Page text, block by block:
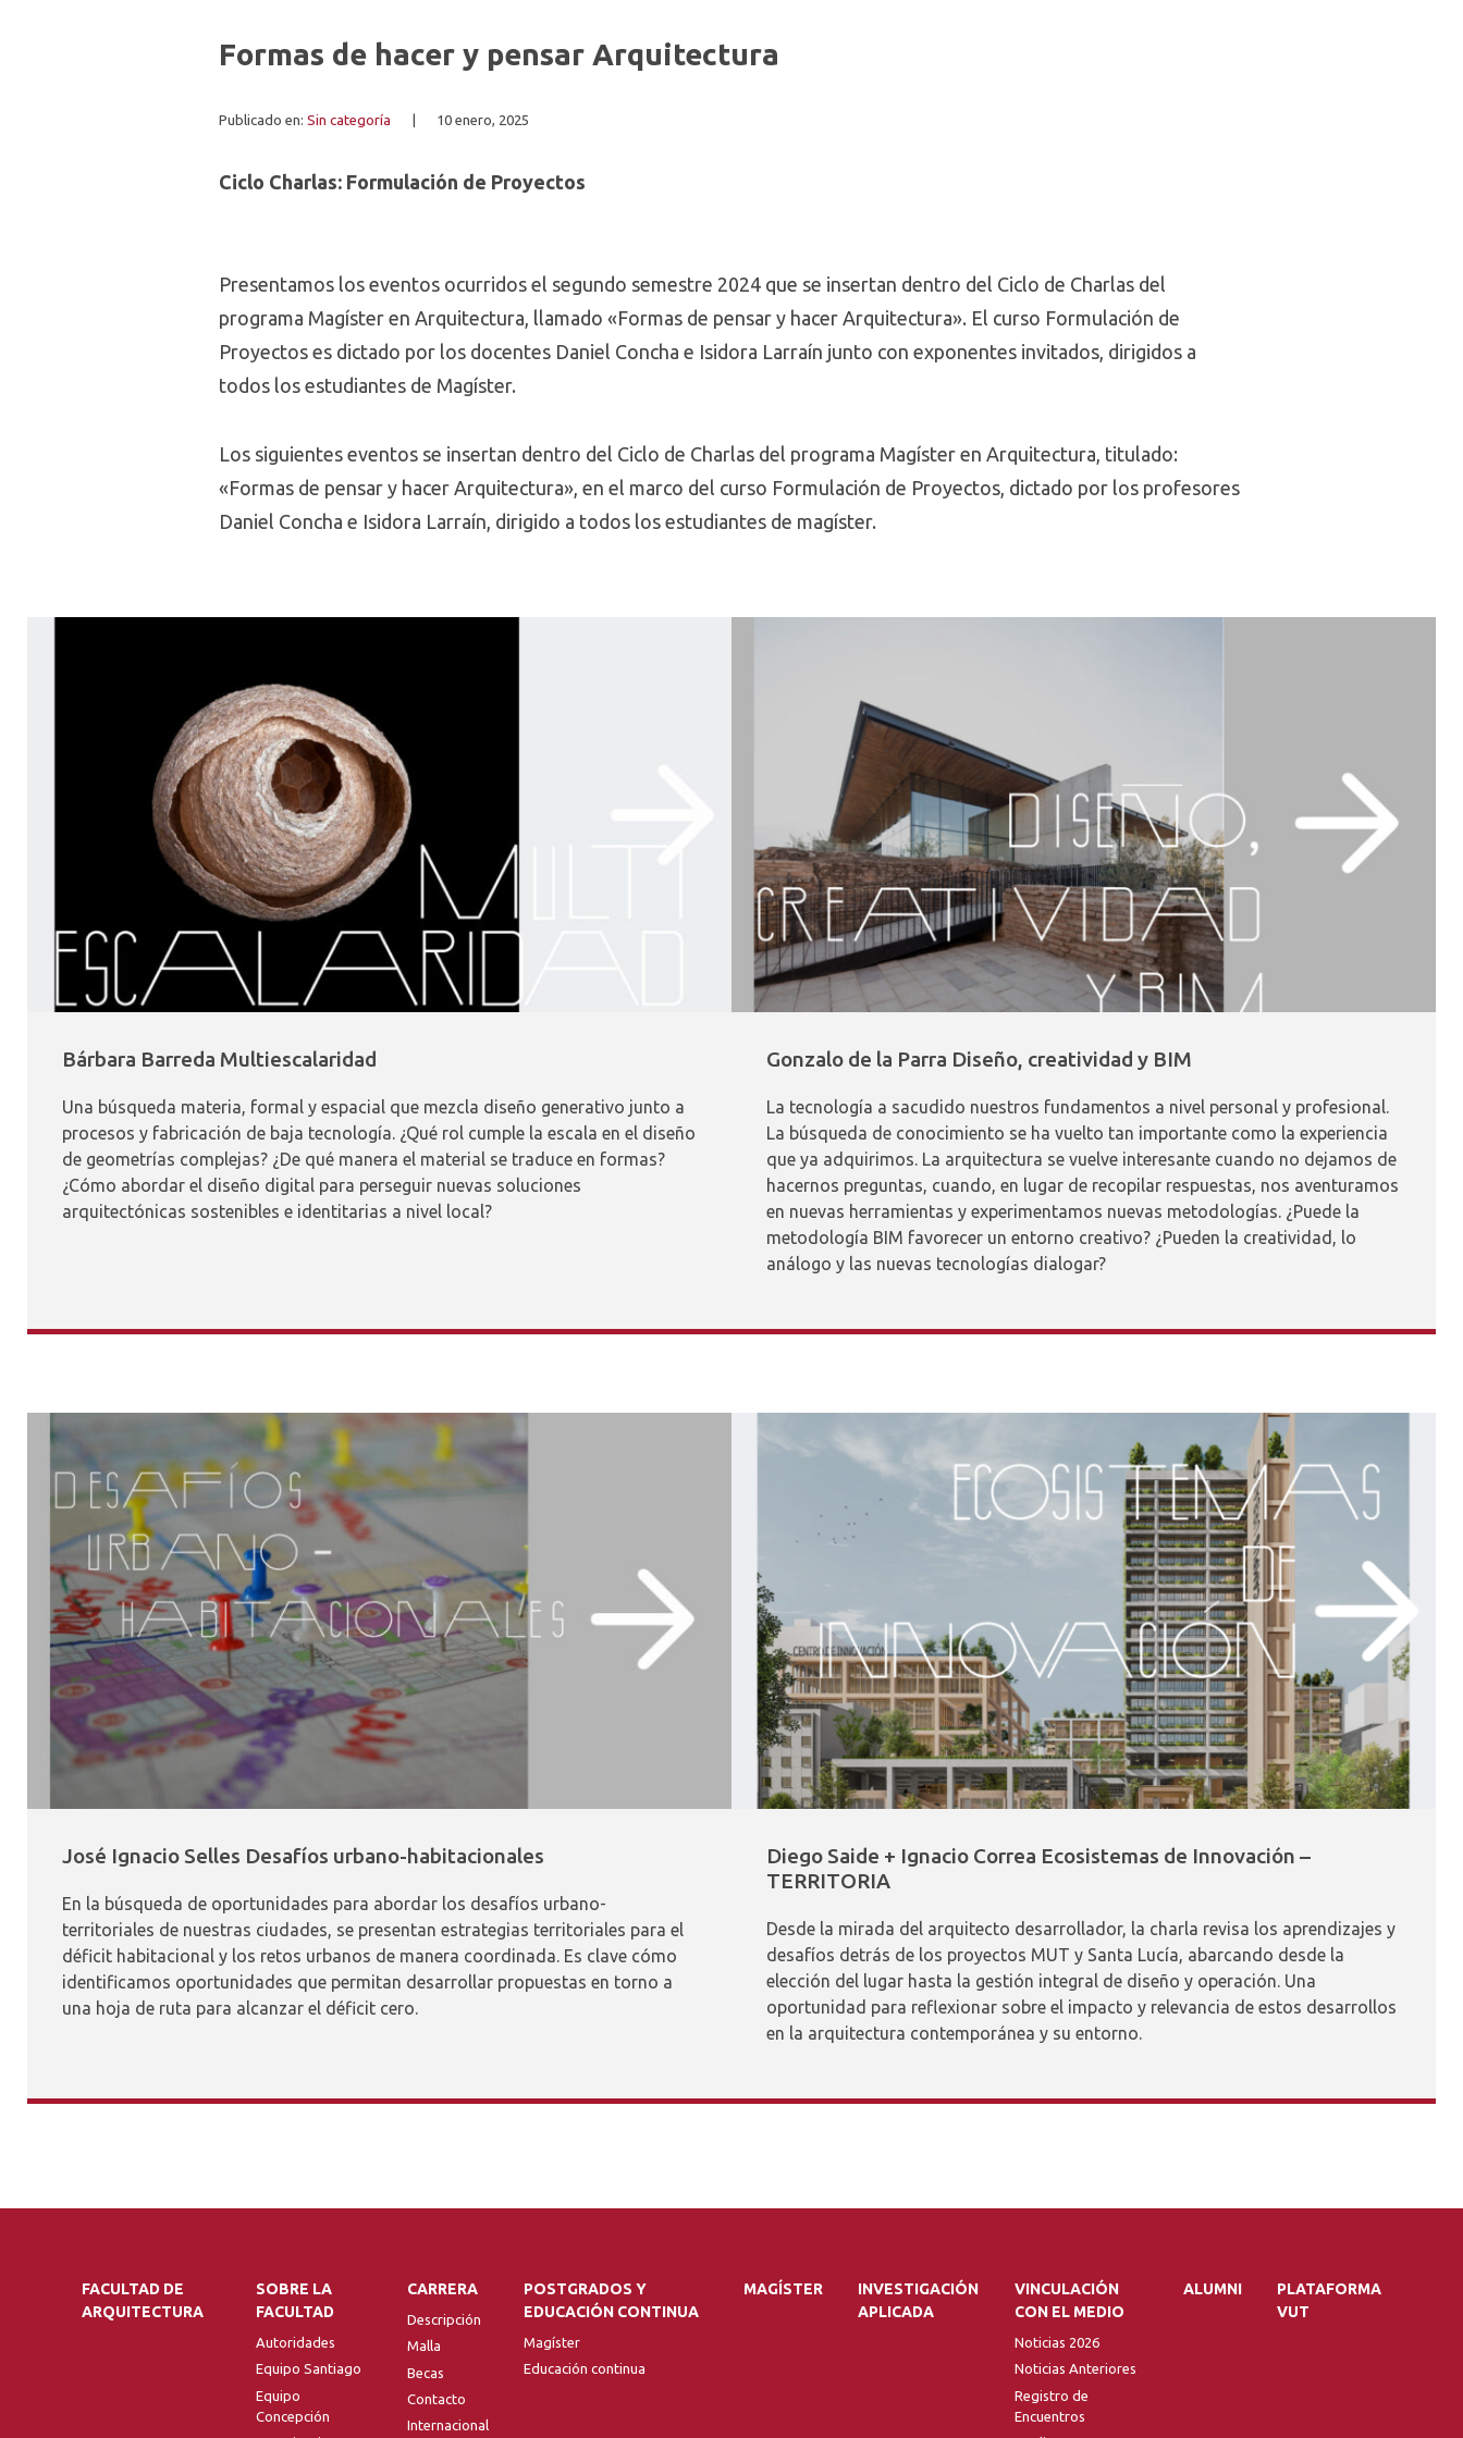
Formas de hacer y pensar Arquitectura
Publicado en: Sin categoría 10 enero, 2025
Ciclo Charlas: Formulación de Proyectos
Presentamos los eventos ocurridos el segundo semestre 2024 que se insertan dentro del Ciclo de Charlas del
programa Magíster en Arquitectura, llamado «Formas de pensar y hacer Arquitectura». El curso Formulación de
Proyectos es dictado por los docentes Daniel Concha e Isidora Larraín junto con exponentes invitados, dirigidos a
todos los estudiantes de Magíster.
Los siguientes eventos se insertan dentro del Ciclo de Charlas del programa Magíster en Arquitectura, titulado:
«Formas de pensar y hacer Arquitectura», en el marco del curso Formulación de Proyectos, dictado por los profesores
Daniel Concha e Isidora Larraín, dirigido a todos los estudiantes de magíster.
Bárbara Barreda Multiescalaridad
Una búsqueda materia, formal y espacial que mezcla diseño generativo junto a
procesos y fabricación de baja tecnología. ¿Qué rol cumple la escala en el diseño
de geometrías complejas? ¿De qué manera el material se traduce en formas?
¿Cómo abordar el diseño digital para perseguir nuevas soluciones
arquitectónicas sostenibles e identitarias a nivel local?
Gonzalo de la Parra Diseño, creatividad y BIM
La tecnología a sacudido nuestros fundamentos a nivel personal y profesional.
La búsqueda de conocimiento se ha vuelto tan importante como la experiencia
que ya adquirimos. La arquitectura se vuelve interesante cuando no dejamos de
hacernos preguntas, cuando, en lugar de recopilar respuestas, nos aventuramos
en nuevas herramientas y experimentamos nuevas metodologías. ¿Puede la
metodología BIM favorecer un entorno creativo? ¿Pueden la creatividad, lo
análogo y las nuevas tecnologías dialogar?
José Ignacio Selles Desafíos urbano-habitacionales
En la búsqueda de oportunidades para abordar los desafíos urbano-
territoriales de nuestras ciudades, se presentan estrategias territoriales para el
déficit habitacional y los retos urbanos de manera coordinada. Es clave cómo
identificamos oportunidades que permitan desarrollar propuestas en torno a
una hoja de ruta para alcanzar el déficit cero.
Diego Saide + Ignacio Correa Ecosistemas de Innovación –
TERRITORIA
Desde la mirada del arquitecto desarrollador, la charla revisa los aprendizajes y
desafíos detrás de los proyectos MUT y Santa Lucía, abarcando desde la
elección del lugar hasta la gestión integral de diseño y operación. Una
oportunidad para reflexionar sobre el impacto y relevancia de estos desarrollos
en la arquitectura contemporánea y su entorno.
FACULTAD DE
ARQUITECTURA
SOBRE LA
FACULTAD
Autoridades
Equipo Santiago
Equipo
Concepción
CARRERA
Descripción
Malla
Becas
Contacto
Internacional
POSTGRADOS Y
EDUCACIÓN CONTINUA
Magíster
Educación continua
MAGÍSTER
INVESTIGACIÓN
APLICADA
VINCULACIÓN
CON EL MEDIO
Noticias 2026
Noticias Anteriores
Registro de
Encuentros
ALUMNI
PLATAFORMA
VUT